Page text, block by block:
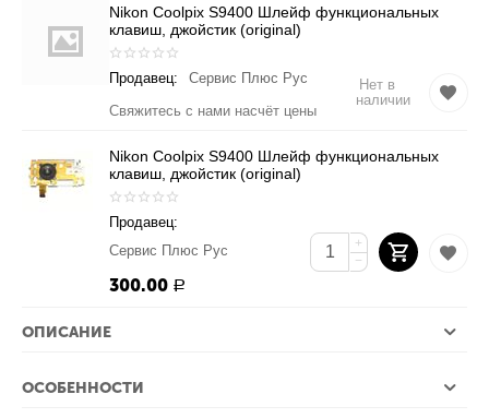
Nikon Coolpix S9400 Шлейф функциональных
клавиш, джойстик (original)
Продавец:
Сервис Плюс Рус
Свяжитесь с нами насчёт цены
Нет в
наличии
Nikon Coolpix S9400 Шлейф функциональных
клавиш, джойстик (original)
Продавец:
Сервис Плюс Рус
300.00 Р
+
−
ОПИСАНИЕ
ОСОБЕННОСТИ